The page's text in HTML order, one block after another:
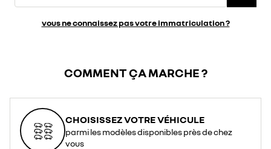
vous ne connaissez pas votre immatriculation ?
COMMENT ÇA MARCHE ?
CHOISISSEZ VOTRE VÉHICULE
parmi les modèles disponibles près de chez
vous